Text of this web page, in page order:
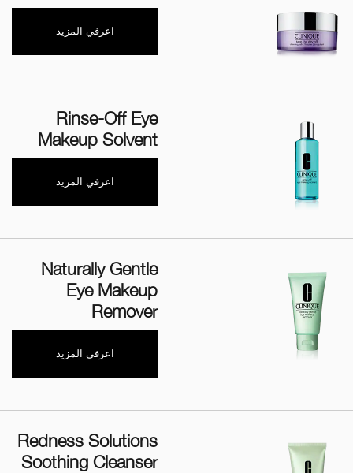
اعرفي المزيد
Rinse-Off Eye
Makeup Solvent
اعرفي المزيد
Naturally Gentle
Eye Makeup
Remover
اعرفي المزيد
Redness Solutions
Soothing Cleanser